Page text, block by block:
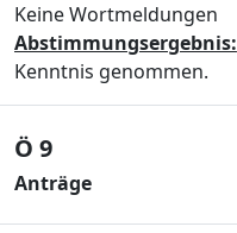
Keine Wortmeldungen
Abstimmungsergebnis:
Kenntnis genommen.
Ö 9
Anträge